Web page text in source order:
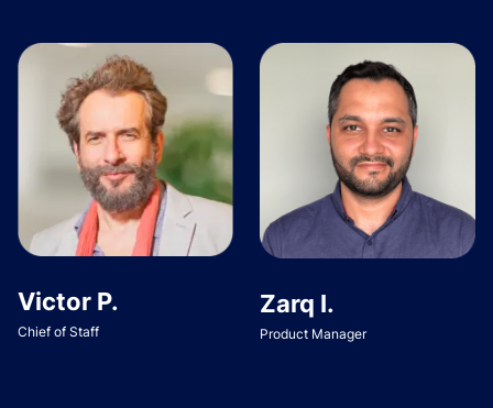
Victor P.
Chief of Staff
Zarq I.
Product Manager